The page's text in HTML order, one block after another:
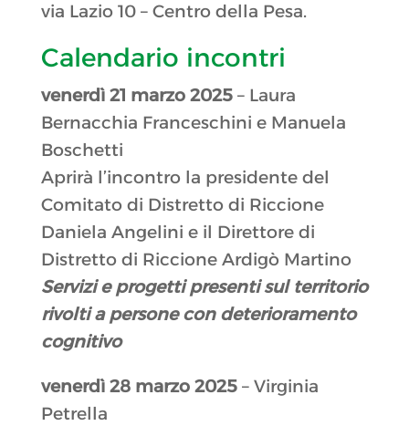
via Lazio 10 – Centro della Pesa.
Calendario incontri
venerdì 21 marzo 2025– Laura
Bernacchia Franceschini e Manuela
Boschetti
Aprirà l’incontro la presidente del
Comitato di Distretto di Riccione
Daniela Angelini e il Direttore di
Distretto di Riccione Ardigò Martino
Servizi e progetti presenti sul territorio
rivolti a persone con deterioramento
cognitivo
venerdì 28 marzo 2025– Virginia
Petrella